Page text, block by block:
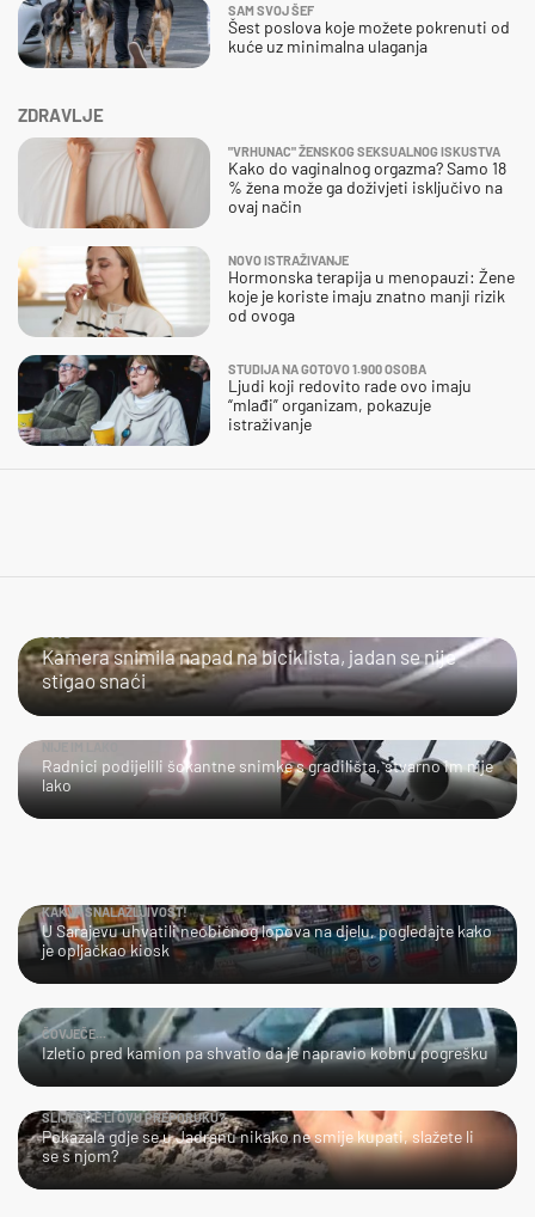
ZDRAVLJE
"VRHUNAC" ŽENSKOG SEKSUALNOG ISKUSTVA
Kako do vaginalnog orgazma? Samo 18
% žena može ga doživjeti isključivo na
ovaj način
NOVO ISTRAŽIVANJE
Hormonska terapija u menopauzi: Žene
koje je koriste imaju znatno manji rizik
od ovoga
STUDIJA NA GOTOVO 1.900 OSOBA
Ljudi koji redovito rade ovo imaju
“mlađi” organizam, pokazuje
istraživanje
SAM SVOJ ŠEF
Šest poslova koje možete pokrenuti od
kuće uz minimalna ulaganja
Kamera snimila napad na biciklista, jadan se nije
stigao snaći
Radnici podijelili šokantne snimke s gradilišta, stvarno im nije
lako
KAKVA SNALAŽLJIVOST!
U Sarajevu uhvatili neobičnog lopova na djelu, pogledajte kako
je opljačkao kiosk
ČOVJEČE...
Izletio pred kamion pa shvatio da je napravio kobnu pogrešku
SLIJEDITE LI OVU PREPORUKU?
Pokazala gdje se u Jadranu nikako ne smije kupati, slažete li
se s njom?